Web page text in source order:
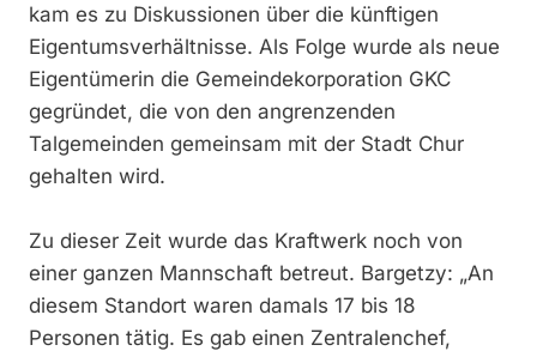
kam es zu Diskussionen über die künftigen
Eigentumsverhältnisse. Als Folge wurde als neue
Eigentümerin die Gemeindekorporation GKC
gegründet, die von den angrenzenden
Talgemeinden gemeinsam mit der Stadt Chur
gehalten wird.
Zu dieser Zeit wurde das Kraftwerk noch von
einer ganzen Mannschaft betreut. Bargetzy: „An
diesem Standort waren damals 17 bis 18
Personen tätig. Es gab einen Zentralenchef,